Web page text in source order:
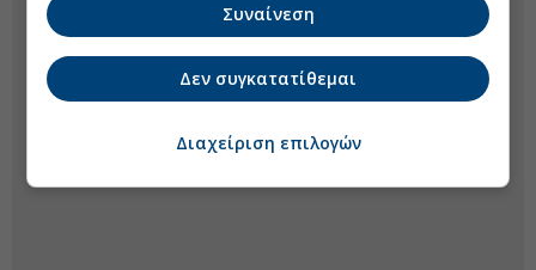
Συναίνεση
Δεν συγκατατίθεμαι
Διαχείριση επιλογών